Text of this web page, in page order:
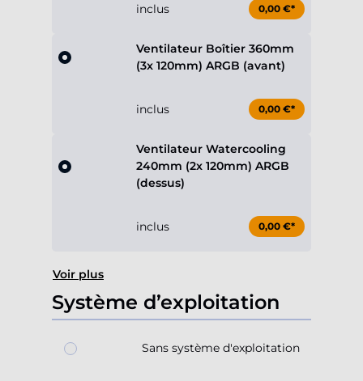
inclus 0,00 €*
Ventilateur Boîtier 360mm
(3x 120mm) ARGB (avant)
inclus 0,00 €*
Ventilateur Watercooling
240mm (2x 120mm) ARGB
(dessus)
inclus 0,00 €*
Voir plus
Système d’exploitation
Sans système d'exploitation